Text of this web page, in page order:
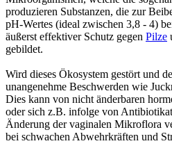
produzieren Substanzen, die zur
pH-Wertes (ideal zwischen 3,8 - 4)
äußerst effektiver Schutz gegen Pilze
gebildet.
Wird dieses Ökosystem gestört und
unangenehme Beschwerden wie
Dies kann von nicht änderbaren
oder sich z.B. infolge von
Änderung der vaginalen Mikroflora
bei schwachen Abwehrkräften und